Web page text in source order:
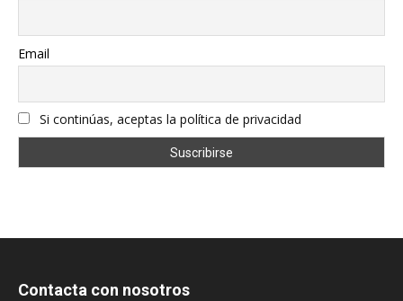
Email
Si continúas, aceptas la política de privacidad
Contacta con nosotros